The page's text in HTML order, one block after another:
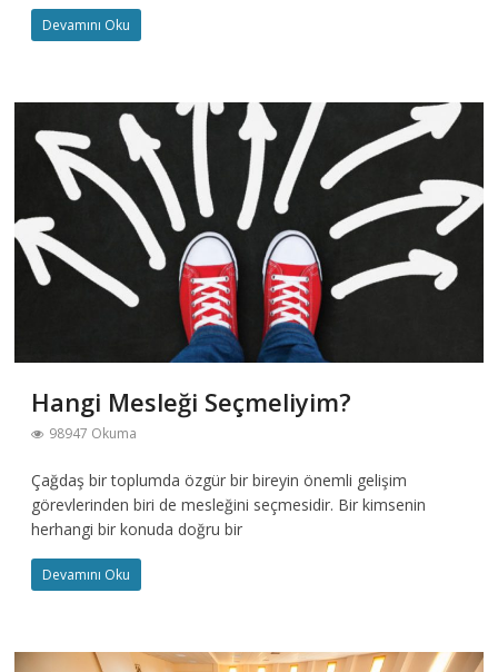
Devamını Oku
Hangi Mesleği Seçmeliyim?
98947 Okuma
Çağdaş bir toplumda özgür bir bireyin önemli gelişim
görevlerinden biri de mesleğini seçmesidir. Bir kimsenin
herhangi bir konuda doğru bir
Devamını Oku